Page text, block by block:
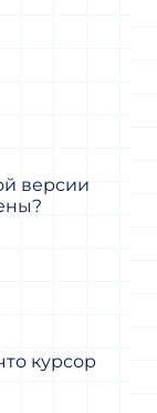
версии
курсор